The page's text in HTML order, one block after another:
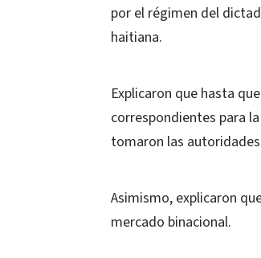
por el régimen del
haitiana.
Explicaron que hasta
correspondientes para
tomaron las
Asimismo, explicaron
mercado binacional.